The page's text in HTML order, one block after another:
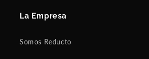
La Empresa
Somos Reducto